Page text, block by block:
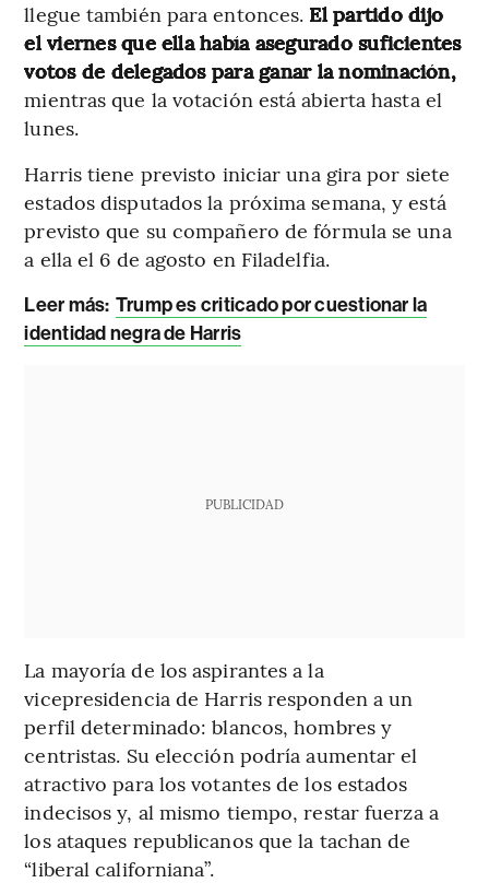
llegue también para entonces. El partido dijo
el viernes que ella había asegurado suficientes
votos de delegados para ganar la nominación,
mientras que la votación está abierta hasta el
lunes.
Harris tiene previsto iniciar una gira por siete
estados disputados la próxima semana, y está
previsto que su compañero de fórmula se una
a ella el 6 de agosto en Filadelfia.
Leer más: Trump es criticado por cuestionar la
identidad negra de Harris
PUBLICIDAD
La mayoría de los aspirantes a la
vicepresidencia de Harris responden a un
perfil determinado: blancos, hombres y
centristas. Su elección podría aumentar el
atractivo para los votantes de los estados
indecisos y, al mismo tiempo, restar fuerza a
los ataques republicanos que la tachan de
“liberal californiana”.